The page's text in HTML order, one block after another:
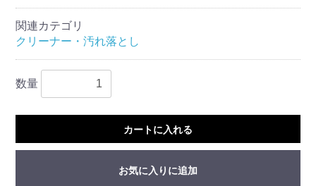
関連カテゴリ
クリーナー・汚れ落とし
数量
カートに入れる
お気に入りに追加